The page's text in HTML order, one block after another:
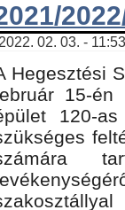
2022. 02. 03. -
Hegesztési
15-
120-